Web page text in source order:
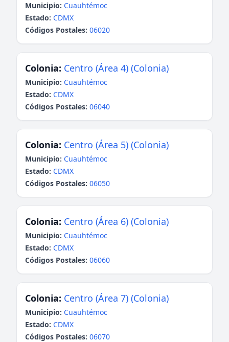
Municipio: Cuauhtémoc
Estado: CDMX
Códigos Postales: 06020
Colonia: Centro (Área 4) (Colonia)
Municipio: Cuauhtémoc
Estado: CDMX
Códigos Postales: 06040
Colonia: Centro (Área 5) (Colonia)
Municipio: Cuauhtémoc
Estado: CDMX
Códigos Postales: 06050
Colonia: Centro (Área 6) (Colonia)
Municipio: Cuauhtémoc
Estado: CDMX
Códigos Postales: 06060
Colonia: Centro (Área 7) (Colonia)
Municipio: Cuauhtémoc
Estado: CDMX
Códigos Postales: 06070